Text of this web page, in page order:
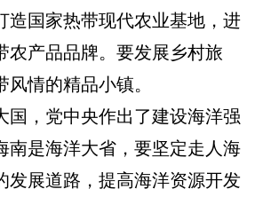
造国家热带现代农业基地，进
农产品品牌。要发展乡村旅
情的精品小镇。
，党中央作出了建设海洋强
南是海洋大省，要坚定走人海
发展道路，提高海洋资源开发